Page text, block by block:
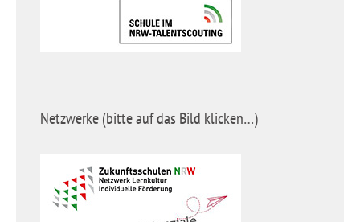
Netzwerke (bitte auf das Bild klicken…)